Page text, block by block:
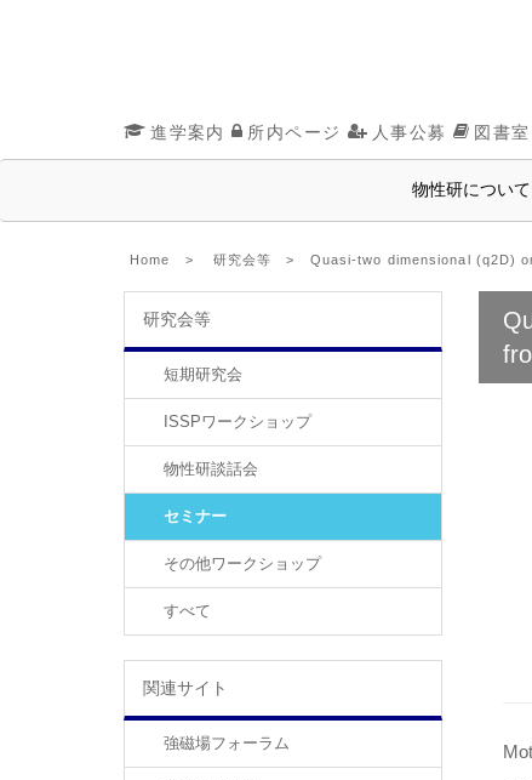
進学案内 所内ページ 人事公募 図書室
物性研について
Home > 研究会等 > Quasi-two dimensional (q2D)
研究会等
短期研究会
ISSPワークショップ
物性研談話会
セミナー
その他ワークショップ
すべて
関連サイト
強磁場フォーラム